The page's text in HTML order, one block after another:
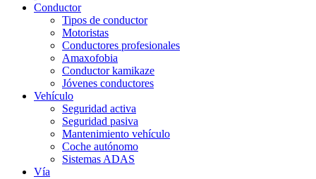
Conductor
Tipos de conductor
Motoristas
Conductores profesionales
Amaxofobia
Conductor kamikaze
Jóvenes conductores
Vehículo
Seguridad activa
Seguridad pasiva
Mantenimiento vehículo
Coche autónomo
Sistemas ADAS
Vía